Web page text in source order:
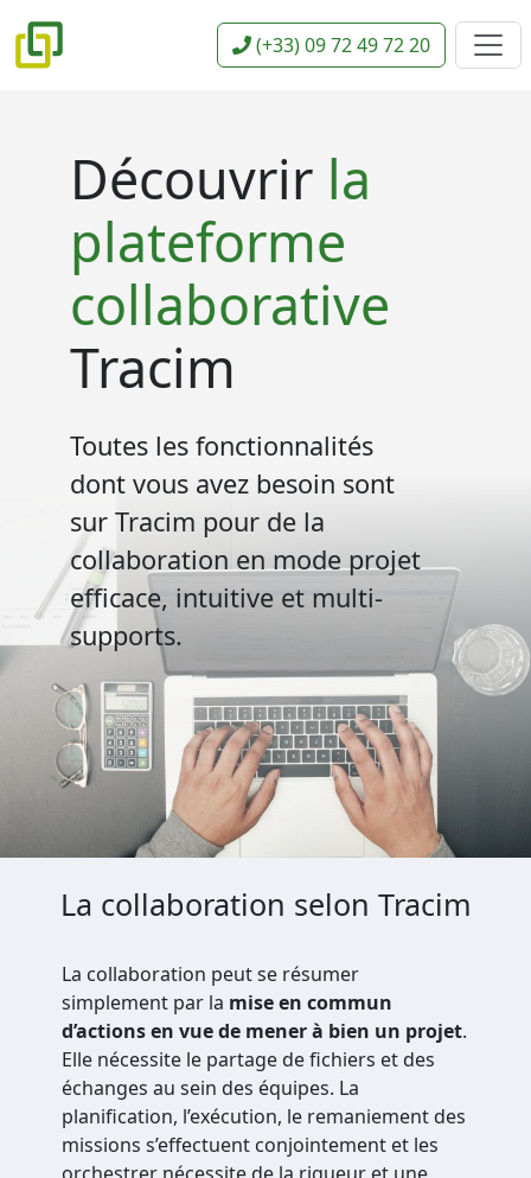
(+33) 09 72 49 72 20
Découvrir la
plateforme
collaborative
Tracim
Toutes les fonctionnalités
dont vous avez besoin sont
sur Tracim pour de la
collaboration en mode projet
efficace, intuitive et multi-
supports.
La collaboration selon Tracim
La collaboration peut se résumer
simplement par la mise en commun
d’actions en vue de mener à bien un projet.
Elle nécessite le partage de fichiers et des
échanges au sein des équipes. La
planification, l’exécution, le remaniement des
missions s’effectuent conjointement et les
orchestrer nécessite de la rigueur et une